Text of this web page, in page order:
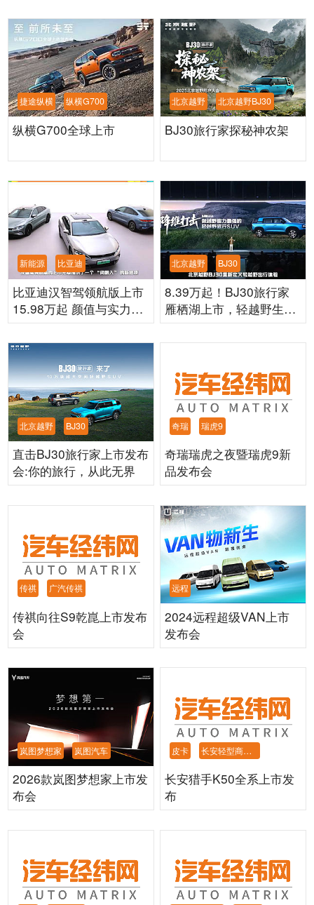
捷途纵横 纵横G700
纵横G700全球上市
北京越野 北京越野BJ30
BJ30旅行家探秘神农架
新能源 比亚迪
比亚迪汉智驾领航版上市
15.98万起 颜值与实力双
在线
北京越野 BJ30
8.39万起！BJ30旅行家
雁栖湖上市，轻越野生活
触手可及
北京越野 BJ30
直击BJ30旅行家上市发布
会:你的旅行，从此无界
奇瑞 瑞虎9
奇瑞瑞虎之夜暨瑞虎9新
品发布会
传祺 广汽传祺
传祺向往S9乾崑上市发布
会
远程
2024远程超级VAN上市
发布会
岚图梦想家 岚图汽车
2026款岚图梦想家上市发
布会
皮卡 长安轻型商用车
长安猎手K50全系上市发
布